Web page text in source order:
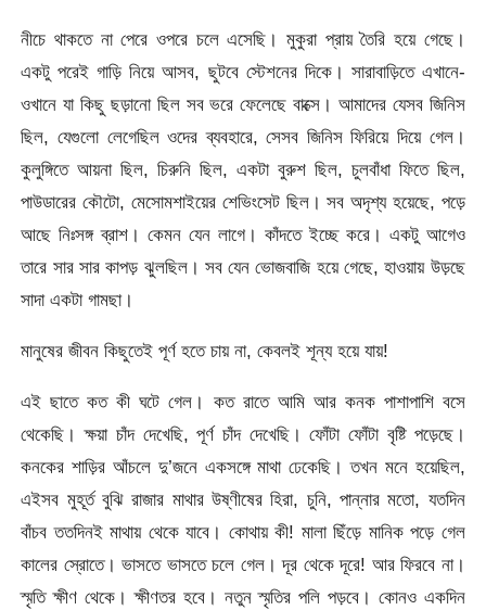
নীচে থাকতে না পেরে ওপরে চলে এসেছি। মুকুরা প্রায় তৈরি হয়ে গেছে।
একটু পরেই গাড়ি নিয়ে আসব, ছুটবে স্টেশনের দিকে। সারাবাড়িতে এখানে-
ওখানে যা কিছু ছড়ানো ছিল সব ভরে ফেলেছে বাক্সে। আমাদের যেসব জিনিস
ছিল, যেগুলো লেগেছিল ওদের ব্যবহারে, সেসব জিনিস ফিরিয়ে দিয়ে গেল।
কুলুঙ্গিতে আয়না ছিল, চিরুনি ছিল, একটা বুরুশ ছিল, চুলবাঁধা ফিতে ছিল,
পাউডারের কৌটো, মেসোমশাইয়ের শেভিংসেট ছিল। সব অদৃশ্য হয়েছে, পড়ে
আছে নিঃসঙ্গ ব্রাশ। কেমন যেন লাগে। কাঁদতে ইচ্ছে করে। একটু আগেও
তারে সার সার কাপড় ঝুলছিল। সব যেন ভোজবাজি হয়ে গেছে, হাওয়ায় উড়ছে
সাদা একটা গামছা।
মানুষের জীবন কিছুতেই পূর্ণ হতে চায় না, কেবলই শূন্য হয়ে যায়!
এই ছাতে কত কী ঘটে গেল। কত রাতে আমি আর কনক পাশাপাশি বসে
থেকেছি। ক্ষয়া চাঁদ দেখেছি, পূর্ণ চাঁদ দেখেছি। ফোঁটা ফোঁটা বৃষ্টি পড়েছে।
কনকের শাড়ির আঁচলে দু’জনে একসঙ্গে মাথা ঢেকেছি। তখন মনে হয়েছিল,
এইসব মুহূর্ত বুঝি রাজার মাথার উষ্ণীষের হিরা, চুনি, পান্নার মতো, যতদিন
বাঁচব ততদিনই মাথায় থেকে যাবে। কোথায় কী! মালা ছিঁড়ে মানিক পড়ে গেল
কালের স্রোতে। ভাসতে ভাসতে চলে গেল। দূর থেকে দূরে! আর ফিরবে না।
স্মৃতি ক্ষীণ থেকে। ক্ষীণতর হবে। নতুন স্মৃতির পলি পড়বে। কোনও একদিন